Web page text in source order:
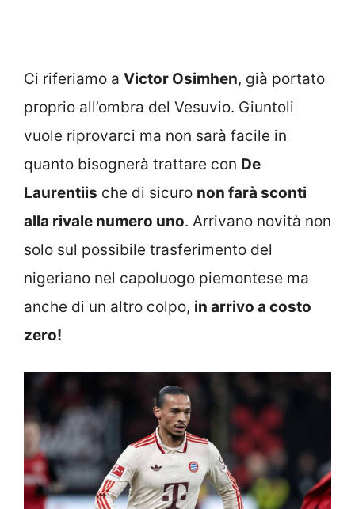
Ci riferiamo a Victor Osimhen, già portato
proprio all’ombra del Vesuvio. Giuntoli
vuole riprovarci ma non sarà facile in
quanto bisognerà trattare con De
Laurentiis che di sicuro non farà sconti
alla rivale numero uno. Arrivano novità non
solo sul possibile trasferimento del
nigeriano nel capoluogo piemontese ma
anche di un altro colpo, in arrivo a costo
zero!